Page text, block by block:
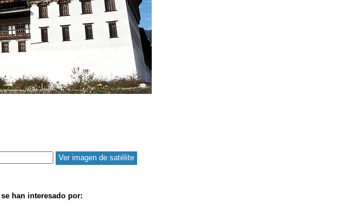
han interesado por: